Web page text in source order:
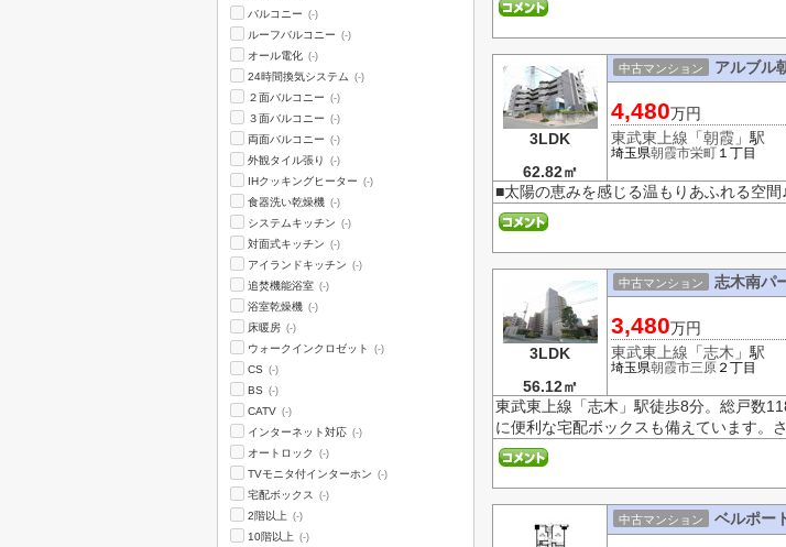
3LDK
62.82㎡
中古マンション アルブル
4,480万円
東武東上線 「朝霞 」駅
埼玉県朝霞市栄町 １丁目
■太陽の恵みを感じる温もりあふれる空
3LDK
56.12㎡
中古マンション 志木南パ
3,480万円
東武東上線 「志木 」駅
埼玉県朝霞市三原 ２丁目
東武東上線「志木」駅徒歩8分。総戸数
に便利な宅配ボックスも備えています。
中古マンション ベルポー
バルコニー (-)
ルーフバルコニー (-)
オール電化 (-)
24時間換気システム (-)
２面バルコニー (-)
３面バルコニー (-)
両面バルコニー (-)
外観タイル張り (-)
IHクッキングヒーター (-)
食器洗い乾燥機 (-)
システムキッチン (-)
対面式キッチン (-)
アイランドキッチン (-)
追焚機能浴室 (-)
浴室乾燥機 (-)
床暖房 (-)
ウォークインクロゼット (-)
CS (-)
BS (-)
CATV (-)
インターネット対応 (-)
オートロック (-)
TVモニタ付インターホン (-)
宅配ボックス (-)
2階以上 (-)
10階以上 (-)